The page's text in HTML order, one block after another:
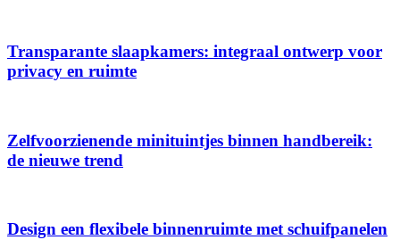
Transparante slaapkamers: integraal ontwerp voor
privacy en ruimte
Zelfvoorzienende minituintjes binnen handbereik:
de nieuwe trend
Design een flexibele binnenruimte met schuifpanelen